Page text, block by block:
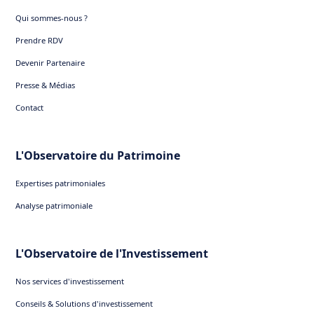
Qui sommes-nous ?
Prendre RDV
Devenir Partenaire
Presse & Médias
Contact
L'Observatoire du Patrimoine
Expertises patrimoniales
Analyse patrimoniale
L'Observatoire de l'Investissement
Nos services d'investissement
Conseils & Solutions d'investissement